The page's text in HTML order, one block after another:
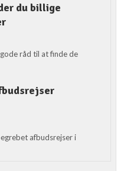
du billige
råd til at finde de
afbudsrejser i